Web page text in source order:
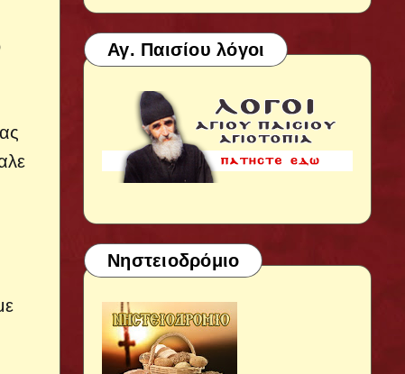
Αγ. Παισίου λόγοι
Νηστειοδρόμιο